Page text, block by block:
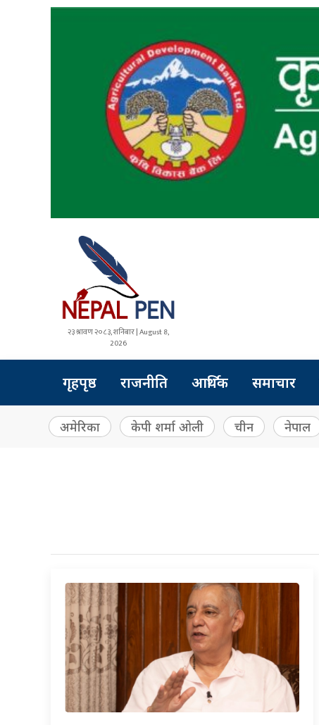
२३ श्रावण २०८३, शनिबार | August 8,
2026
गृहपृष्ठ राजनीति आर्थिक समाचार
अमेरिका केपी शर्मा ओली चीन नेपाल